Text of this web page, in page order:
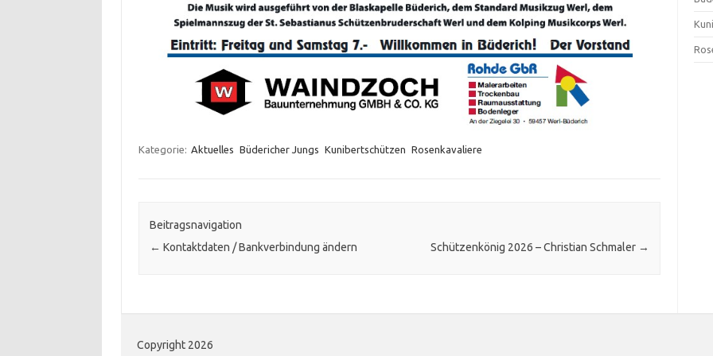
Kategorie: Aktuelles Büdericher Jungs Kunibertschützen Rosenkavaliere
Beitragsnavigation
← Kontaktdaten / Bankverbindung ändern Schützenkönig 2026 – Christian Schmaler →
Copyright 2026